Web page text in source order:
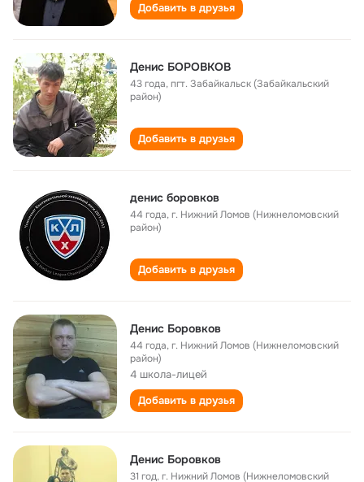
Добавить в друзья
Денис БОРОВКОВ
43 года,пгт. Забайкальск (Забайкальский
район)
Добавить в друзья
денис боровков
44 года,г. Нижний Ломов (Нижнеломовский
район)
Добавить в друзья
Денис Боровков
44 года,г. Нижний Ломов (Нижнеломовский
район)
4 школа-лицей
Добавить в друзья
Денис Боровков
31 год,г. Нижний Ломов (Нижнеломовский